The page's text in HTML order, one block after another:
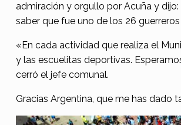
admiración y orgullo por Acuña y
saber que fue uno de los 26
«En cada actividad que realiza el
y las escuelitas deportivas.
cerró el jefe comunal.
Gracias Argentina, que me has dado